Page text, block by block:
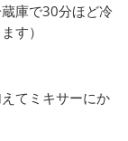
庫で30分ほど冷
す）
てミキサーにか